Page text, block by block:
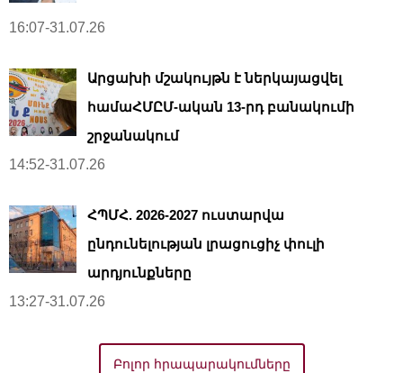
16:07-31.07.26
Արցախի մշակույթն է ներկայացվել
համաՀՄԸՄ-ական 13-րդ բանակումի
շրջանակում
14:52-31.07.26
ՀՊՄՀ. 2026-2027 ուստարվա
ընդունելության լրացուցիչ փուլի
արդյունքները
13:27-31.07.26
Բոլոր հրապարակումները